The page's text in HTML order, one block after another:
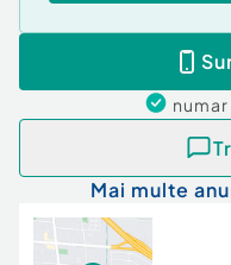
Mai multe